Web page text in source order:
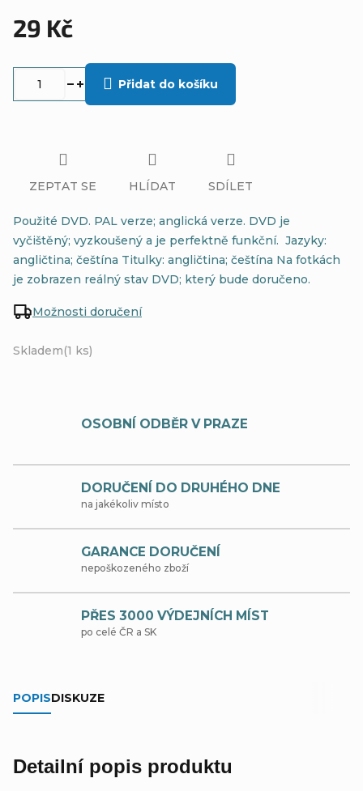
29 Kč
Skladem(1 ks)
Možnosti doručení
Přidat do košíku
Použité DVD. PAL verze; anglická verze. DVD je
vyčištěný; vyzkoušený a je perfektně funkční. Jazyky:
angličtina; češtína Titulky: angličtina; češtína Na fotkách
je zobrazen reálný stav DVD; který bude doručeno.
ZEPTAT SE HLÍDAT SDÍLET
OSOBNÍ ODBĚR V PRAZE
DORUČENÍ DO DRUHÉHO DNE
na jakékoliv místo
GARANCE DORUČENÍ
nepoškozeného zboží
PŘES 3000 VÝDEJNÍCH MÍST
po celé ČR a SK
POPISDISKUZE
Detailní popis produktu